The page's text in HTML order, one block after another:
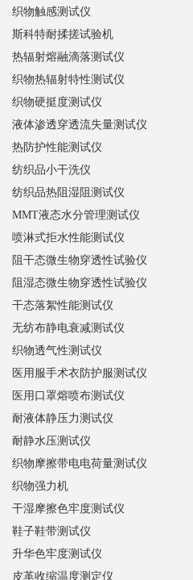
织物触感测试仪
斯科特耐揉搓试验机
热辐射熔融滴落测试仪
织物热辐射特性测试仪
织物硬挺度测试仪
液体渗透穿透流失量测试仪
热防护性能测试仪
纺织品小干洗仪
纺织品热阻湿阻测试仪
MMT液态水分管理测试仪
喷淋式拒水性能测试仪
阻干态微生物穿透性试验仪
阻湿态微生物穿透性试验仪
干态落絮性能测试仪
无纺布静电衰减测试仪
织物透气性测试仪
医用服手术衣防护服测试仪
医用口罩熔喷布测试仪
耐液体静压力测试仪
耐静水压测试仪
织物摩擦带电电荷量测试仪
织物强力机
干湿摩擦色牢度测试仪
鞋子鞋带测试仪
升华色牢度测试仪
皮革收缩温度测定仪